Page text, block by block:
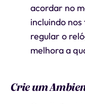
acordar no
incluindo
regular o
melhora a
Crie um